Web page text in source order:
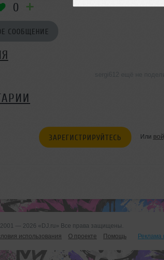
0
СООБЩЕНИЕ
ЗАРЕГИСТРИРУЙТЕСЬ Или
— 2026 «DJ.ru» Все права защищены.
использования
О проекте Помощь Реклама